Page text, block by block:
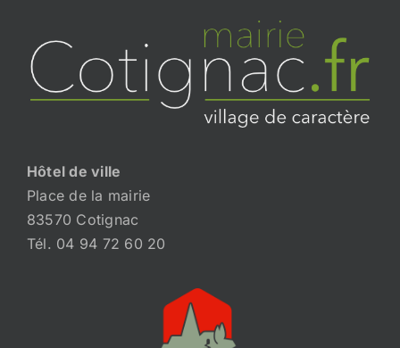
Hôtel de ville
Place de la mairie
83570 Cotignac
Tél. 04 94 72 60 20